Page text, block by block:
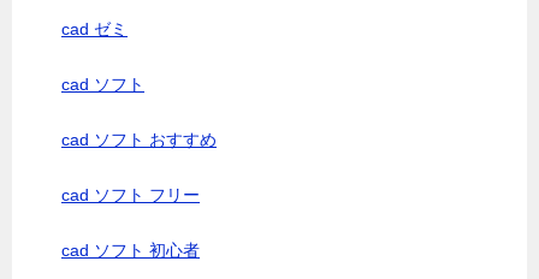
cad ゼミ
cad ソフト
cad ソフト おすすめ
cad ソフト フリー
cad ソフト 初心者